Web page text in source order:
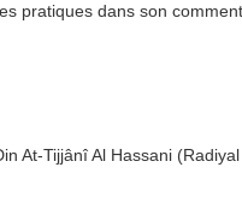
pratiques dans son
At-Tijjânî Al Hassani